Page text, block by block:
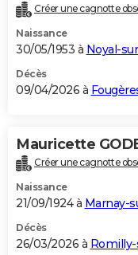
Créer une cagnotte
Naissance
30/05/1953 à Noyal-
Décès
09/04/2026 à
Mauricette
Créer une cagnotte
Naissance
21/09/1924 à Marnay-
Décès
26/03/2026 à